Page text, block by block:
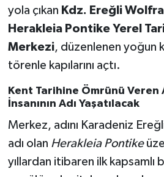
yola çıkan Kdz. Ereğli
Herakleia Pontike Yerel
Merkezi, düzenlenen yoğun
törenle kapılarını açtı.
Kent Tarihine Ömrünü Veren
İnsanının Adı Yaşatılacak
Merkez, adını Karadeniz
adı olan Herakleia Pontike
yıllardan itibaren ilk kapsamlı
Politika
Röportaj
Sağlık
SİYASET
Spor